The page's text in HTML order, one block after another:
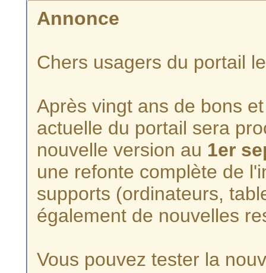
Annonce
Chers usagers du portail
Après vingt ans de bons
actuelle du portail sera
nouvelle version au 1er
une refonte complète de
supports (ordinateurs,
également de nouvelles
Vous pouvez tester la